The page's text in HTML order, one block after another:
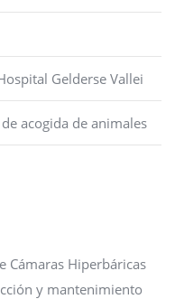
Gelderse Vallei
acogida de animales
Cámaras Hiperbáricas
y mantenimiento